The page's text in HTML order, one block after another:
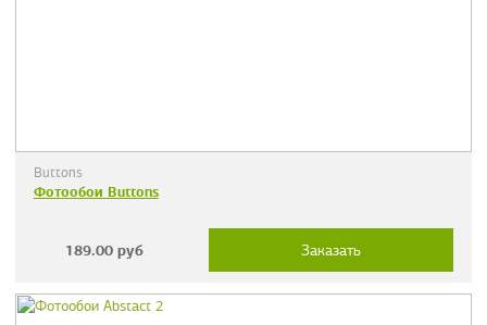
Buttons
Фотообои Buttons
189.00 руб Заказать